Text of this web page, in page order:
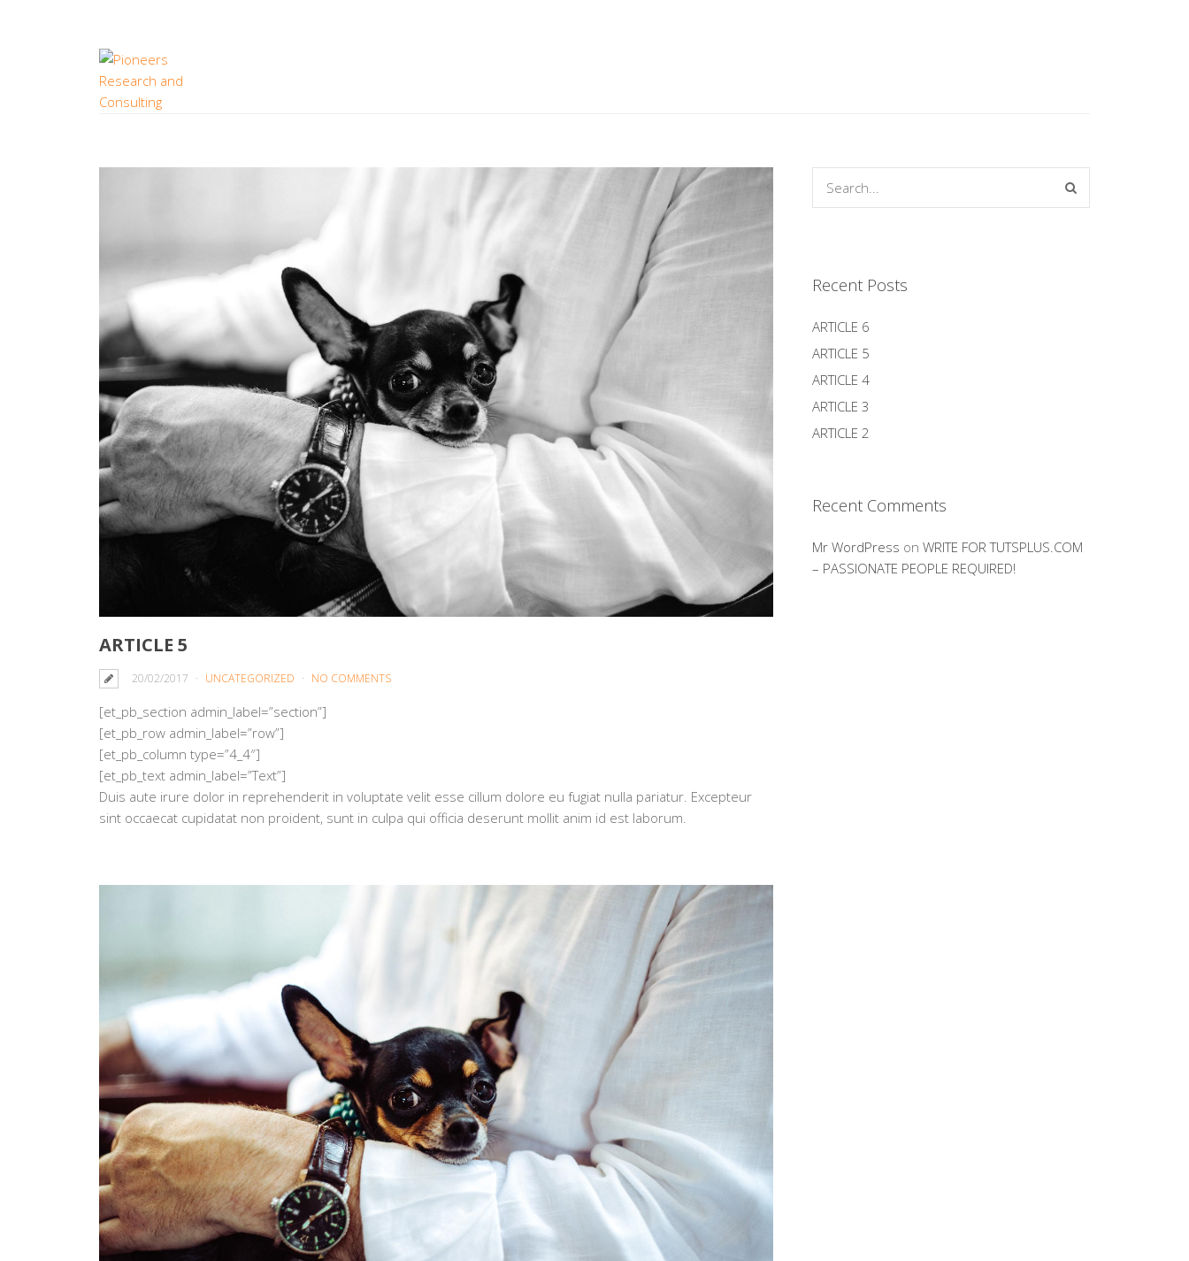
ARTICLE 5
20/02/2017 UNCATEGORIZED NO COMMENTS
[et_pb_section admin_label=”section”]
[et_pb_row admin_label=”row”]
[et_pb_column type=”4_4″]
[et_pb_text admin_label=”Text”]
Duis aute irure dolor in reprehenderit in voluptate velit esse cillum dolore eu fugiat nulla pariatur. Excepteur
sint occaecat cupidatat non proident, sunt in culpa qui officia deserunt mollit anim id est laborum.
Recent Posts
ARTICLE 6
ARTICLE 5
ARTICLE 4
ARTICLE 3
ARTICLE 2
Recent Comments
Mr WordPress onWRITE FOR TUTSPLUS.COM
– PASSIONATE PEOPLE REQUIRED!